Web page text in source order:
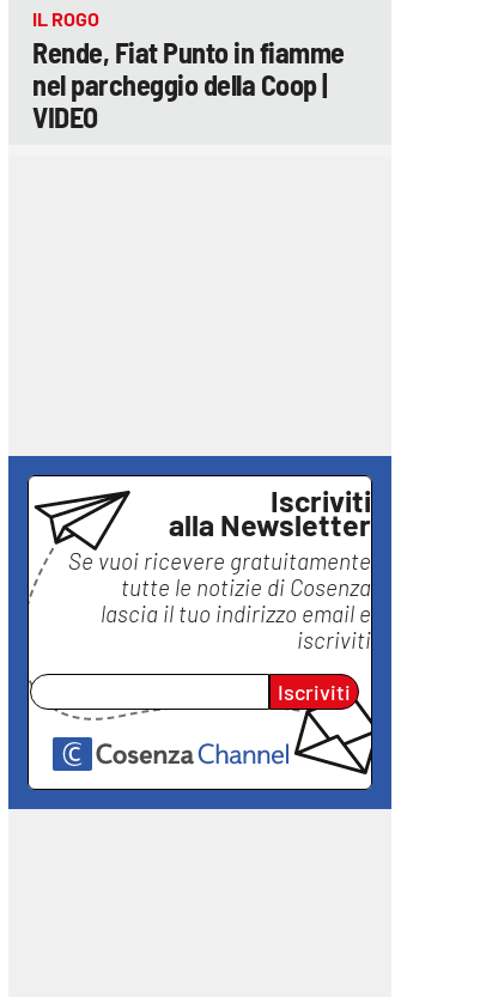
IL ROGO
Rende, Fiat Punto in fiamme
nel parcheggio della Coop |
VIDEO
Iscriviti
alla Newsletter
Se vuoi ricevere gratuitamente
tutte le notizie di Cosenza
lascia il tuo indirizzo email e
iscriviti
Iscriviti